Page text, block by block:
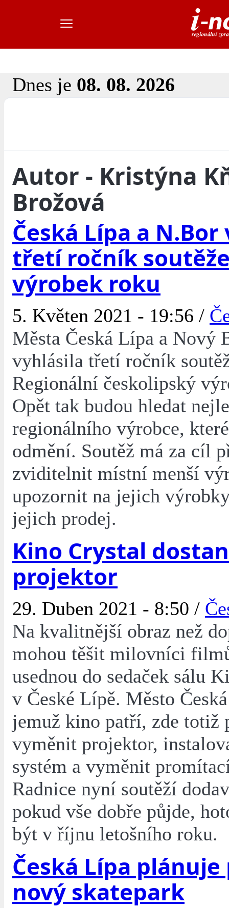
Dnes je 08. 08. 2026
Autor - Kristýna
Brožová
Česká Lípa a
třetí ročník
výrobek roku
5. Květen 2021 - 19:56 /
Města Česká Lípa a Nový
vyhlásila třetí ročník
Regionální českolipský
Opět tak budou hledat
regionálního výrobce,
odmění. Soutěž má za cíl
zviditelnit místní menší
upozornit na jejich
jejich prodej.
Kino Crystal
projektor
29. Duben 2021 - 8:50 /
Na kvalitnější obraz než
mohou těšit milovníci
usednou do sedaček sálu
v České Lípě. Město
jemuž kino patří, zde totiž
vyměnit projektor,
systém a vyměnit
Radnice nyní soutěží
pokud vše dobře půjde,
být v říjnu letošního roku.
Česká Lípa
nový skatepark